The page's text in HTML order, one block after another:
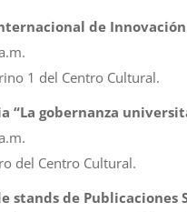
de
1 del Centro Cultural.
“La gobernanza
del Centro Cultural.
stands de